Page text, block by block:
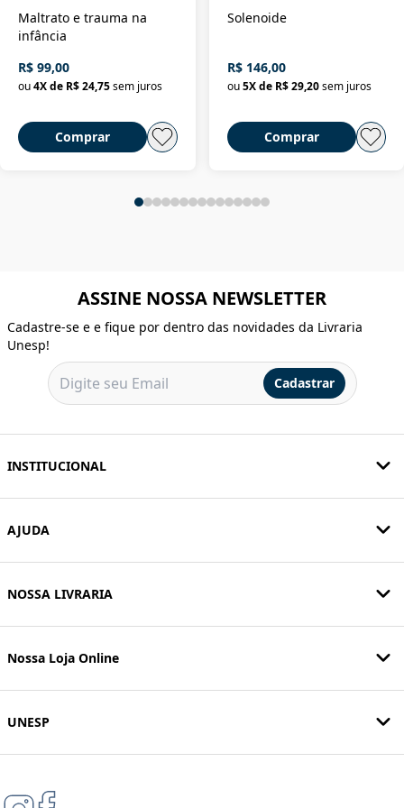
Maltrato e trauma na
infância
R$ 99,00
ou4X de R$ 24,75sem juros
Comprar
Solenoide
R$ 146,00
ou 5X de R$ 29,20 sem juros
Comprar
ASSINE NOSSA NEWSLETTER
Cadastre-se e e fique por dentro das novidades da Livraria
Unesp!
Cadastrar
INSTITUCIONAL
AJUDA
NOSSA LIVRARIA
Nossa Loja Online
UNESP